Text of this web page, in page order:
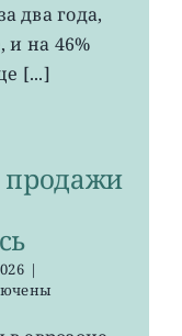
мест
за
два
года
два года,
и на 46%
[...]
продажи
|